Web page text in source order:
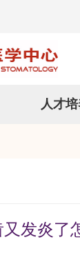
人才
发炎了